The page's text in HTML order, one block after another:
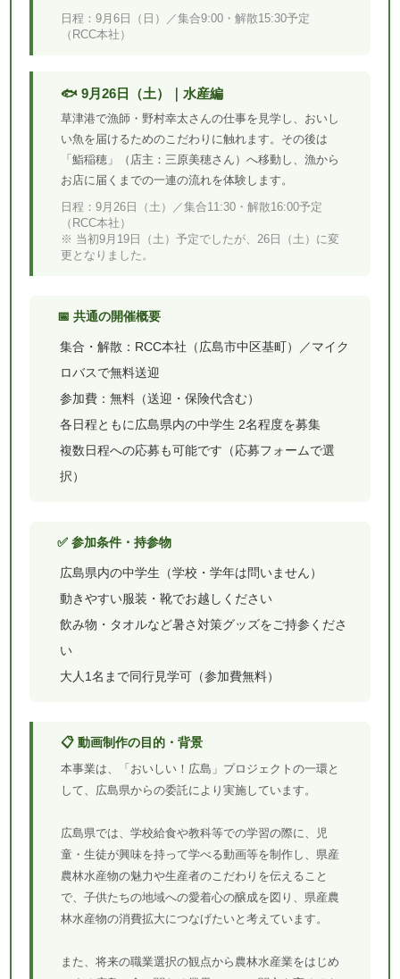
日程：9月6日（日）／集合9:00・解散15:30予定
（RCC本社）
🐟 9月26日（土）｜水産編
草津港で漁師・野村幸太さんの仕事を見学し、おいし
い魚を届けるためのこだわりに触れます。その後は
「鮨稲穂」（店主：三原美穂さん）へ移動し、漁から
お店に届くまでの一連の流れを体験します。
日程：9月26日（土）／集合11:30・解散16:00予定
（RCC本社）
※ 当初9月19日（土）予定でしたが、26日（土）に変
更となりました。
📅 共通の開催概要
集合・解散：RCC本社（広島市中区基町）／マイク
ロバスで無料送迎
参加費：無料（送迎・保険代含む）
各日程ともに広島県内の中学生 2名程度を募集
複数日程への応募も可能です（応募フォームで選
択）
✅ 参加条件・持参物
広島県内の中学生（学校・学年は問いません）
動きやすい服装・靴でお越しください
飲み物・タオルなど暑さ対策グッズをご持参くださ
い
大人1名まで同行見学可（参加費無料）
📋 動画制作の目的・背景
本事業は、「おいしい！広島」プロジェクトの一環と
して、広島県からの委託により実施しています。
広島県では、学校給食や教科等での学習の際に、児
童・生徒が興味を持って学べる動画等を制作し、県産
農林水産物の魅力や生産者のこだわりを伝えること
で、子供たちの地域への愛着心の醸成を図り、県産農
林水産物の消費拡大につなげたいと考えています。
また、将来の職業選択の観点から農林水産業をはじめ